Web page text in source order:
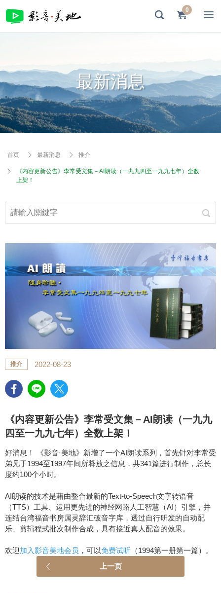
0
最新消息
首页 最新消息 推介
《内容更新公告》李常受文集－AI朗读（一九九四至一九九七年）全数
上架！
推介 2022-08-23
《内容更新公告》李常受文集－AI朗读（一九九
四至一九九七年）全数上架！
好消息！ 《影音·美地》新增了一个AI朗读系列，首先针对李常受
弟兄于1994至1997年间所释放之信息，共341篇进行制作，总长
度约100个小时。
AI朗读的技术是藉由整合最新的Text-to-Speech文字转语音
（TTS）工具、运用更先进的神经网路人工智慧（AI）引擎，并
连结台湾福音书房属灵辞汇破音字库，透过自行研发的自动配
乐、剪辑程式批次制作合成，具有接近真人配音的效果。
欢迎加入影音美地会员 ，可以免费试听 （1994第一册第一篇）。
上一页